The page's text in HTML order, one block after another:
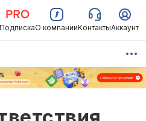
ПодпискаО компанииКонтактыАккаунт